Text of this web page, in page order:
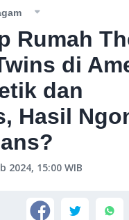
Rumah
di
dan
Hasil
2024, 15:00 WIB